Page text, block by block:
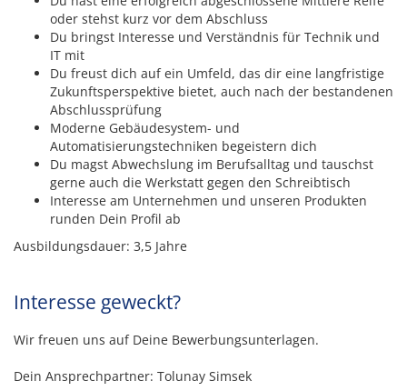
oder stehst kurz vor dem Abschluss
Du bringst Interesse und Verständnis für Technik und
IT mit
Du freust dich auf ein Umfeld, das dir eine langfristige
Zukunftsperspektive bietet, auch nach der bestandenen
Abschlussprüfung
Moderne Gebäudesystem- und
Automatisierungstechniken begeistern dich
Du magst Abwechslung im Berufsalltag und tauschst
gerne auch die Werkstatt gegen den Schreibtisch
Interesse am Unternehmen und unseren Produkten
runden Dein Profil ab
Ausbildungsdauer: 3,5 Jahre
Interesse geweckt?
Wir freuen uns auf Deine Bewerbungsunterlagen.
Dein Ansprechpartner: Tolunay Simsek